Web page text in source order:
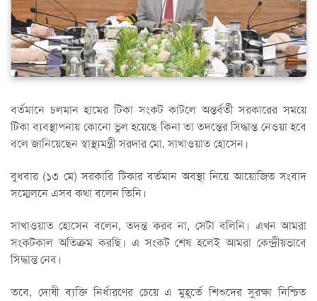
বর্তমানে চলমান হামের টিকা সংকট কাটলে অন্তর্বর্তী সরকারের সময়ে
টিকা ব্যবস্থাপনায় কোনো ভুল হয়েছে কিনা তা তদন্তের সিদ্ধান্ত নেওয়া হবে
বলে জানিয়েছেন স্বাস্থ্যমন্ত্রী সরদার মো. সাখাওয়াত হোসেন।
বুধবার (১৩ মে) সরকারি টিকার বর্তমান অবস্থা নিয়ে আয়োজিত সংবাদ
সম্মেলনে এসব কথা বলেন তিনি।
সাখাওয়াত হোসেন বলেন, তদন্ত করব না, সেটা বলিনি। এখন আমরা
সংকটকাল অতিক্রম করছি। এ সংকট শেষ হলেই আমরা কেন্দ্রীয়ভাবে
সিদ্ধান্ত নেব।
তবে, দোষী ব্যক্তি নির্ধারণের চেয়ে এ মুহূর্তে শিশুদের সুরক্ষা নিশ্চিত